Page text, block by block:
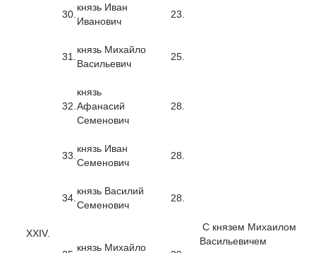
30.
князь Иван
Иванович
23.
31.
князь Михайло
Васильевич
25.
32.
князь
Афанасий
Семенович
28.
33.
князь Иван
Семенович
28.
34.
князь Василий
Семенович
28.
XXIV.
князь Михайло
С князем Михаилом
Васильевичем